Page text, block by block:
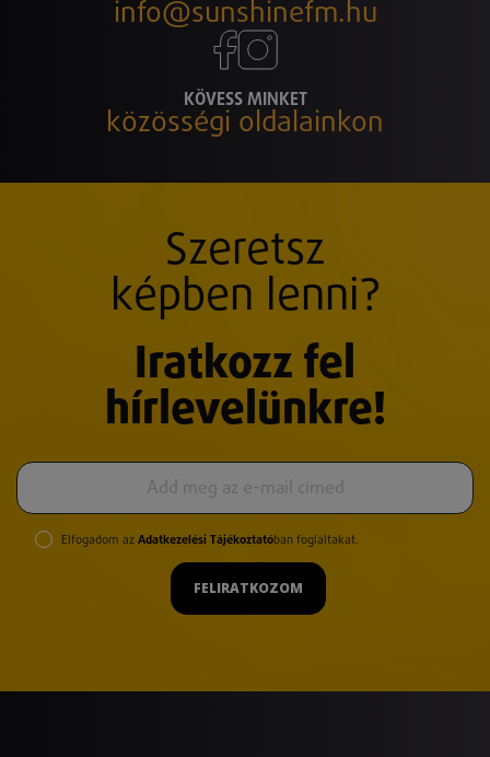
info@sunshinefm.hu
KÖVESS MINKET
közösségi oldalainkon
Szeretsz
képben lenni?
Iratkozz fel
hírlevelünkre!
Elfogadom az Adatkezelési Tájékoztatóban foglaltakat.
FELIRATKOZOM